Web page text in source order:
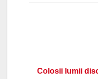
Colosii lumii